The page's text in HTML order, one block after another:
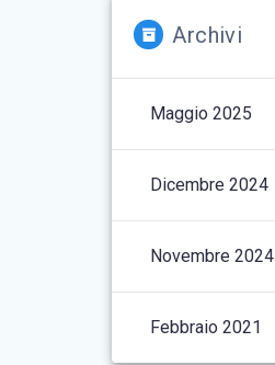
Archivi
Maggio 2025
Dicembre 2024
Novembre 2024
Febbraio 2021